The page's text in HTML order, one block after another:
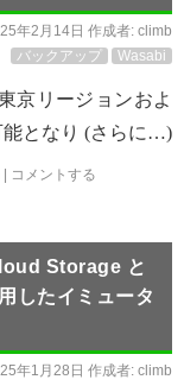
年2月14日 作成者: climb
バックアップ
Wasabi
京リージョンおよ
能となり (さらに…)
コメントする
Storage と
したイミュータ
年1月28日 作成者: climb